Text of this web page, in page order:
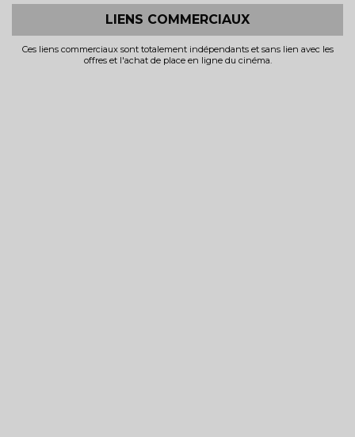
LIENS COMMERCIAUX
Ces liens commerciaux sont totalement indépendants et sans lien avec les
offres et l'achat de place en ligne du cinéma.